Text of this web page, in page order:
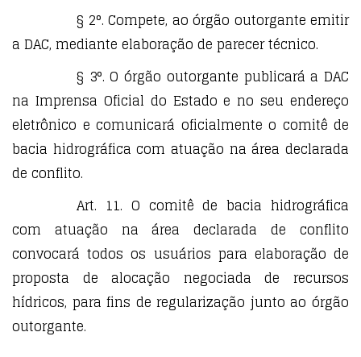
§ 2°. Compete, ao órgão outorgante emitir
a DAC, mediante elaboração de parecer técnico.
§ 3°. O órgão outorgante publicará a DAC
na Imprensa Oficial do Estado e no seu endereço
eletrônico e comunicará oficialmente o comitê de
bacia hidrográfica com atuação na área declarada
de conflito.
Art. 11. O comitê de bacia hidrográfica
com atuação na área declarada de conflito
convocará todos os usuários para elaboração de
proposta de alocação negociada de recursos
hídricos, para fins de regularização junto ao órgão
outorgante.